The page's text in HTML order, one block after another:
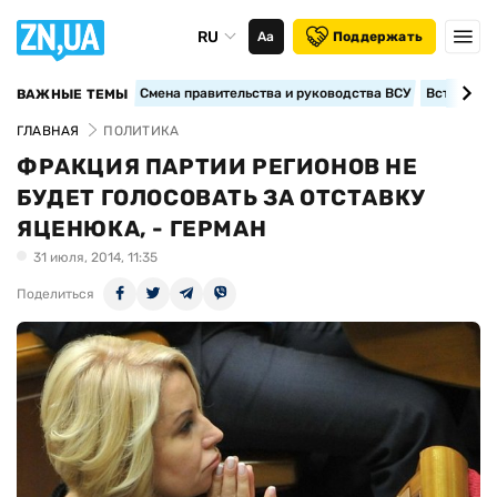
RU Аа Поддержать
ВАЖНЫЕ ТЕМЫ Смена правительства и руководства ВСУ
ГЛАВНАЯ ПОЛИТИКА
ФРАКЦИЯ ПАРТИИ РЕГИОНОВ НЕ
БУДЕТ ГОЛОСОВАТЬ ЗА ОТСТАВКУ
ЯЦЕНЮКА, - ГЕРМАН
31 июля, 2014, 11:35
Поделиться